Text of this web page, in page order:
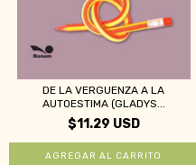
DE LA VERGUENZA A LA
AUTOESTIMA (GLADYS...
$11.29 USD